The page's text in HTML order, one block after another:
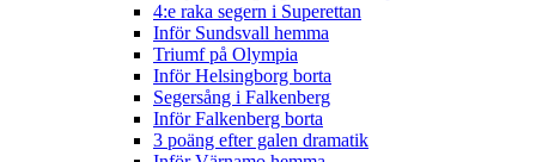
4:e raka segern i Superettan
Inför Sundsvall hemma
Triumf på Olympia
Inför Helsingborg borta
Segersång i Falkenberg
Inför Falkenberg borta
3 poäng efter galen dramatik